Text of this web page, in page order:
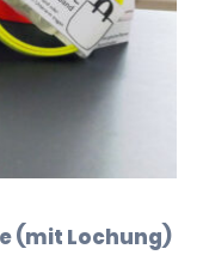
(mit Lochung)